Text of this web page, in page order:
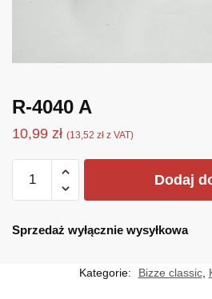
R-4040 A
10,99 zł (13,52 zł z VAT)
A
Dodaj
Sprzedaż wyłącznie wysyłkowa
Kategorie: Bizze classic,